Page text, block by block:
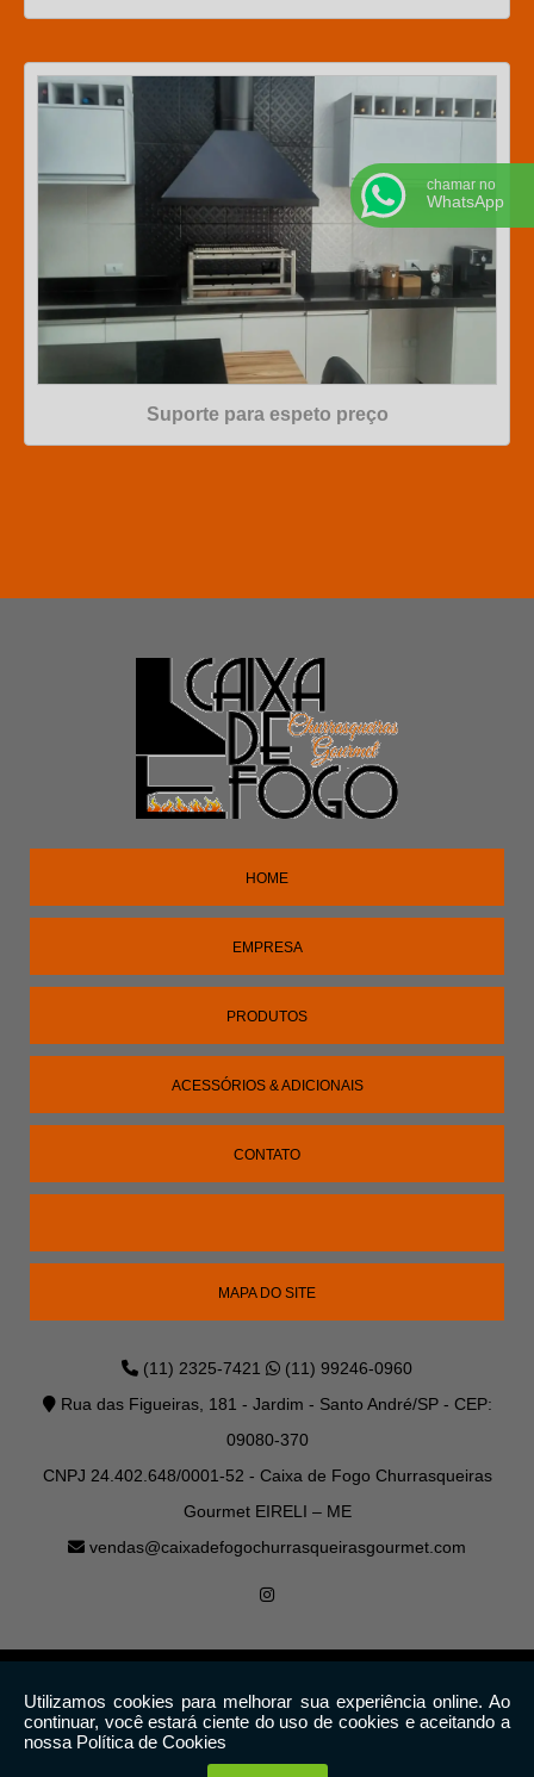
Suporte para espeto preço
HOME
EMPRESA
PRODUTOS
ACESSÓRIOS & ADICIONAIS
CONTATO
MAPA DO SITE
(11) 2325-7421
(11) 99246-0960
Rua das Figueiras, 181 - Jardim - Santo André/SP - CEP:
09080-370
CNPJ 24.402.648/0001-52 - Caixa de Fogo Churrasqueiras
Gourmet EIRELI – ME
vendas@caixadefogochurrasqueirasgourmet.com
W3C
W3C
chamar no
WhatsApp